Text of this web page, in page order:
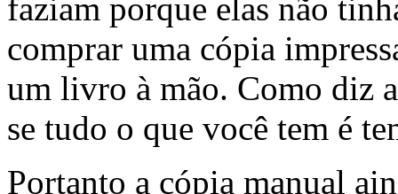
faziam porque elas não
comprar uma cópia
um livro à mão. Como diz
se tudo o que você tem é
Portanto a cópia manual